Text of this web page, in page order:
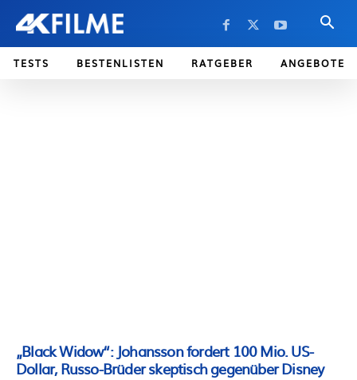
TESTS BESTENLISTEN RATGEBER ANGEBOTE
„Black Widow“: Johansson fordert 100 Mio. US-
Dollar, Russo-Brüder skeptisch gegenüber Disney